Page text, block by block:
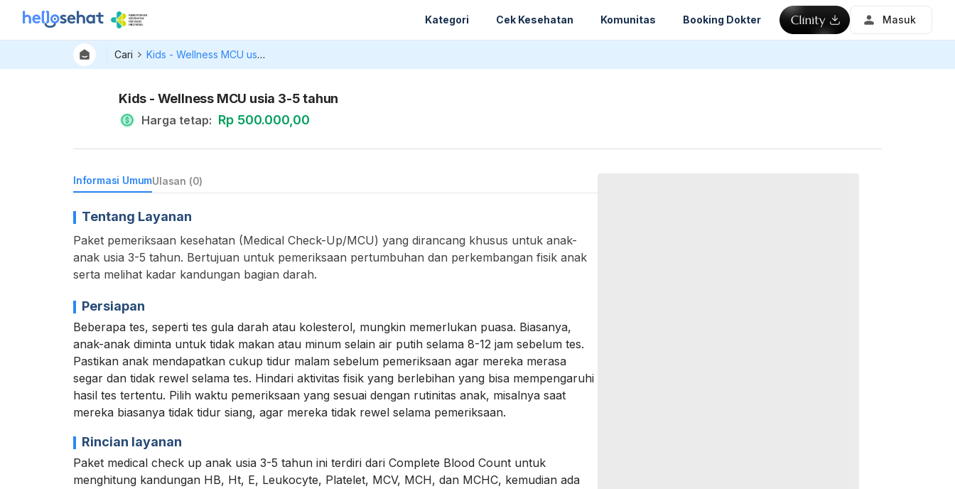
Kategori Cek Kesehatan Komunitas Booking Dokter Masuk
Cari Kids - Wellness MCU usia 3-5 tahun
Kids - Wellness MCU usia 3-5 tahun
Harga tetap: Rp 500.000,00
Informasi UmumUlasan (0)
Tentang Layanan
Paket pemeriksaan kesehatan (Medical Check-Up/MCU) yang dirancang khusus untuk anak-
anak usia 3-5 tahun. Bertujuan untuk pemeriksaan pertumbuhan dan perkembangan fisik anak
serta melihat kadar kandungan bagian darah.
Persiapan
Beberapa tes, seperti tes gula darah atau kolesterol, mungkin memerlukan puasa. Biasanya,
anak-anak diminta untuk tidak makan atau minum selain air putih selama 8-12 jam sebelum tes.
Pastikan anak mendapatkan cukup tidur malam sebelum pemeriksaan agar mereka merasa
segar dan tidak rewel selama tes. Hindari aktivitas fisik yang berlebihan yang bisa mempengaruhi
hasil tes tertentu. Pilih waktu pemeriksaan yang sesuai dengan rutinitas anak, misalnya saat
mereka biasanya tidak tidur siang, agar mereka tidak rewel selama pemeriksaan.
Rincian layanan
Paket medical check up anak usia 3-5 tahun ini terdiri dari Complete Blood Count untuk
menghitung kandungan HB, Ht, E, Leukocyte, Platelet, MCV, MCH, dan MCHC, kemudian ada